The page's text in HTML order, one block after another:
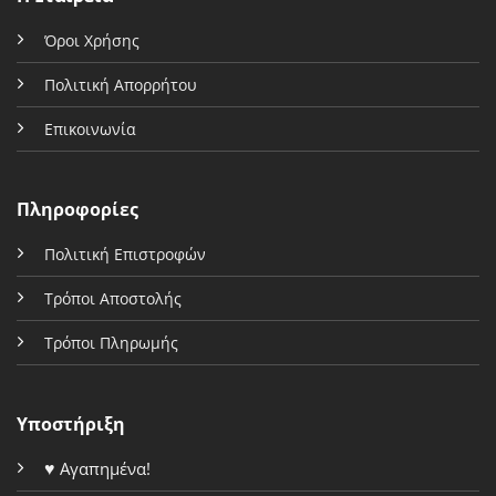
Όροι Χρήσης
Πολιτική Απορρήτου
Επικοινωνία
Πληροφορίες
Πολιτική Επιστροφών
Τρόποι Αποστολής
Τρόποι Πληρωμής
Υποστήριξη
♥ Αγαπημένα!